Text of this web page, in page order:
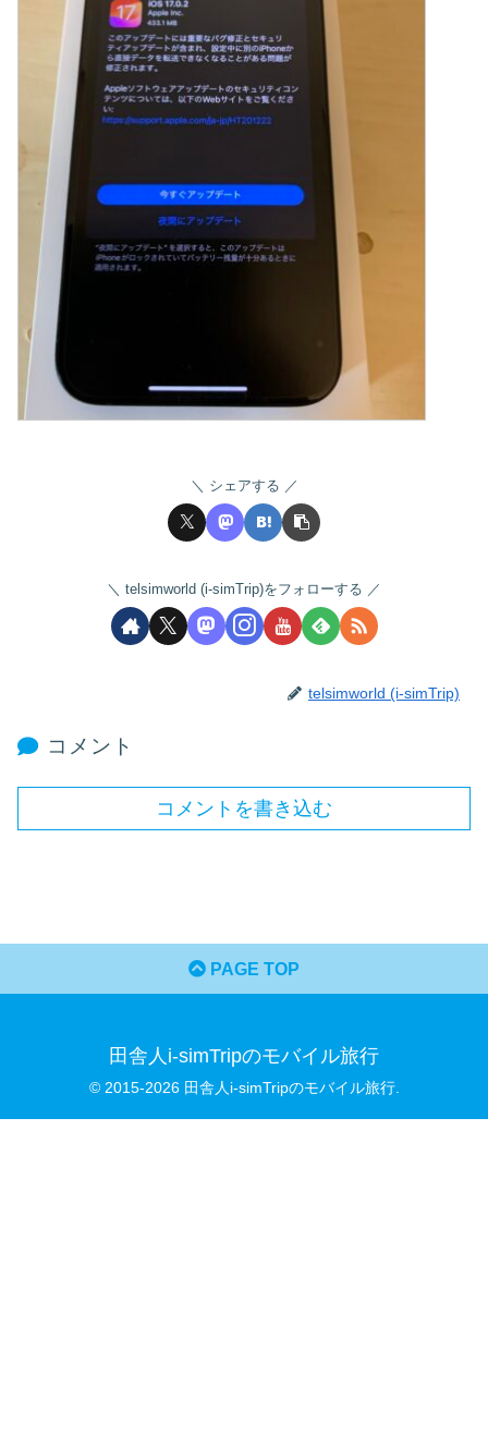
シェアする
telsimworld (i-simTrip)をフォローする
telsimworld (i-simTrip)
コメント
コメントを書き込む
PAGE TOP
田舎人i-simTripのモバイル旅行
© 2015-2026 田舎人i-simTripのモバイル旅行.